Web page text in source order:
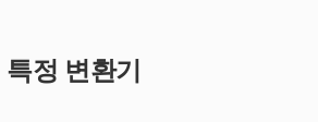
특정 변환기